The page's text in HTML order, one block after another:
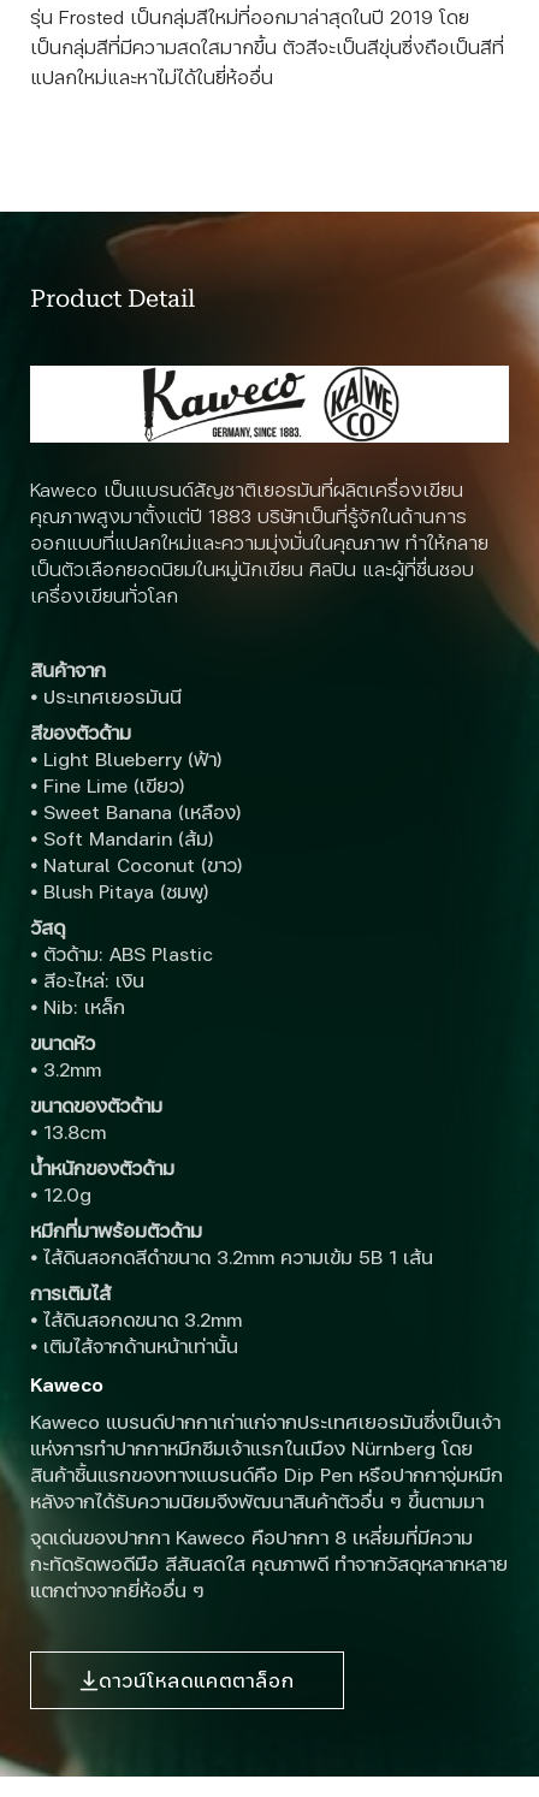
รุ่น Frosted เป็นกลุ่มสีใหม่ที่ออกมาล่าสุดในปี 2019 โดย
เป็นกลุ่มสีที่มีความสดใสมากขึ้น ตัวสีจะเป็นสีขุ่นซึ่งถือเป็นสีที่
แปลกใหม่และหาไม่ได้ในยี่ห้ออื่น
Product Detail
Kaweco เป็นแบรนด์สัญชาติเยอรมันที่ผลิตเครื่องเขียน
คุณภาพสูงมาตั้งแต่ปี 1883 บริษัทเป็นที่รู้จักในด้านการ
ออกแบบที่แปลกใหม่และความมุ่งมั่นในคุณภาพ ทำให้กลาย
เป็นตัวเลือกยอดนิยมในหมู่นักเขียน ศิลปิน และผู้ที่ชื่นชอบ
เครื่องเขียนทั่วโลก
สินค้าจาก
• ประเทศเยอรมันนี
สีของตัวด้าม
• Light Blueberry (ฟ้า)
• Fine Lime (เขียว)
• Sweet Banana (เหลือง)
• Soft Mandarin (ส้ม)
• Natural Coconut (ขาว)
• Blush Pitaya (ชมพู)
วัสดุ
• ตัวด้าม: ABS Plastic
• สีอะไหล่: เงิน
• Nib: เหล็ก
ขนาดหัว
• 3.2mm
ขนาดของตัวด้าม
• 13.8cm
น้ำหนักของตัวด้าม
• 12.0g
หมึกที่มาพร้อมตัวด้าม
• ไส้ดินสอกดสีดำขนาด 3.2mm ความเข้ม 5B 1 เส้น
การเติมไส้
• ไส้ดินสอกดขนาด 3.2mm
• เติมไส้จากด้านหน้าเท่านั้น
Kaweco
Kaweco แบรนด์ปากกาเก่าแก่จากประเทศเยอรมันซึ่งเป็นเจ้า
แห่งการทำปากกาหมึกซึมเจ้าแรกในเมือง Nürnberg โดย
สินค้าชิ้นแรกของทางแบรนด์คือ Dip Pen หรือปากกาจุ่มหมึก
หลังจากได้รับความนิยมจึงพัฒนาสินค้าตัวอื่น ๆ ขึ้นตามมา
จุดเด่นของปากกา Kaweco คือปากกา 8 เหลี่ยมที่มีความ
กะทัดรัดพอดีมือ สีสันสดใส คุณภาพดี ทำจากวัสดุหลากหลาย
แตกต่างจากยี่ห้ออื่น ๆ
ดาวน์โหลดแคตตาล็อก